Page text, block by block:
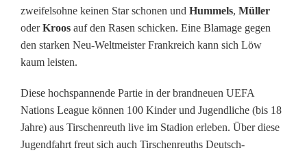
L
ä
n
d
e
r
zweifelsohne keinen Star schonen und Hummels, Müller
oderKroos auf den Rasen schicken. Eine Blamage gegen
den starken Neu-Weltmeister Frankreich kann sich Löw
kaum leisten.
Diese hochspannende Partie in der brandneuen UEFA
Nations League können 100 Kinder und Jugendliche (bis 18
Jahre) aus Tirschenreuth live im Stadion erleben. Über diese
Jugendfahrt freut sich auch Tirschenreuths Deutsch-